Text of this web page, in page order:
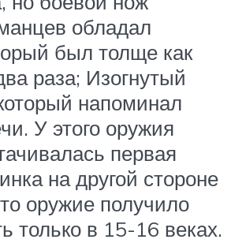
обладал
был толще как
раза; Изогнутый
напоминал
У этого оружия
первая
на другой стороне
оружие получило
только в 15-16 веках.